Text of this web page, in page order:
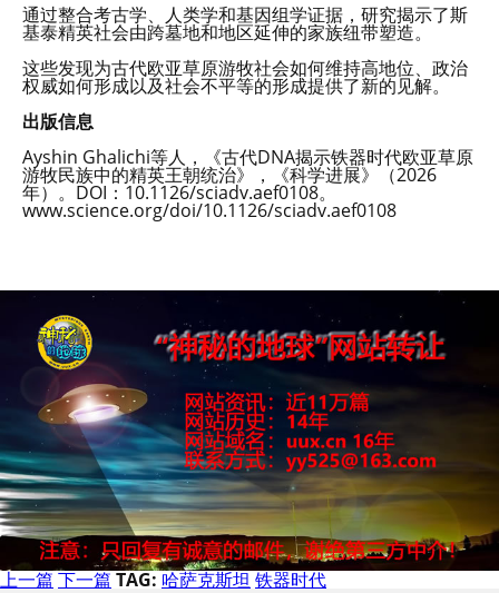
通过整合考古学、人类学和基因组学证据，研究揭示了斯
基泰精英社会由跨墓地和地区延伸的家族纽带塑造。
这些发现为古代欧亚草原游牧社会如何维持高地位、政治
权威如何形成以及社会不平等的形成提供了新的见解。
出版信息
Ayshin Ghalichi等人，《古代DNA揭示铁器时代欧亚草原
游牧民族中的精英王朝统治》，《科学进展》（2026
年）。DOI：10.1126/sciadv.aef0108。
www.science.org/doi/10.1126/sciadv.aef0108
上一篇 下一篇 TAG: 哈萨克斯坦 铁器时代